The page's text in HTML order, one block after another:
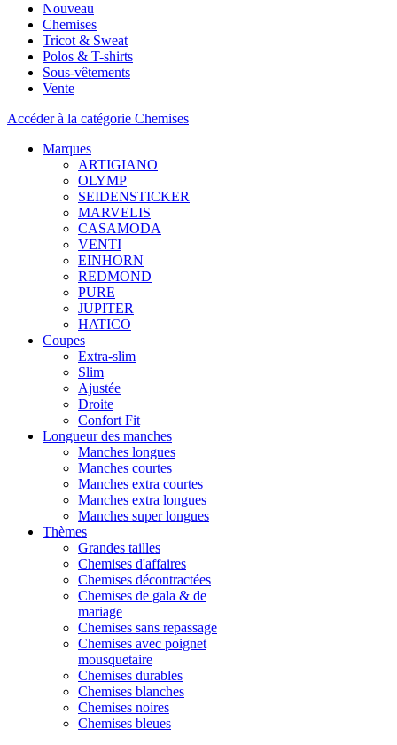
Nouveau
Chemises
Tricot & Sweat
Polos & T-shirts
Sous-vêtements
Vente
Accéder à la catégorie Chemises
Marques
ARTIGIANO
OLYMP
SEIDENSTICKER
MARVELIS
CASAMODA
VENTI
EINHORN
REDMOND
PURE
JUPITER
HATICO
Coupes
Extra-slim
Slim
Ajustée
Droite
Confort Fit
Longueur des manches
Manches longues
Manches courtes
Manches extra courtes
Manches extra longues
Manches super longues
Thèmes
Grandes tailles
Chemises d'affaires
Chemises décontractées
Chemises de gala & de
mariage
Chemises sans repassage
Chemises avec poignet
mousquetaire
Chemises durables
Chemises blanches
Chemises noires
Chemises bleues